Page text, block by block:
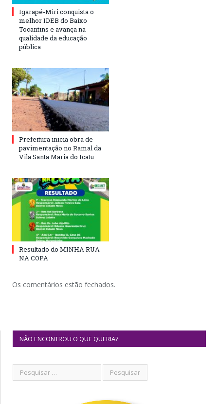
Igarapé-Miri conquista o
melhor IDEB do Baixo
Tocantins e avança na
qualidade da educação
pública
Prefeitura inicia obra de
pavimentação no Ramal da
Vila Santa Maria do Icatu
Resultado do MINHA RUA
NA COPA
Os comentários estão fechados.
NÃO ENCONTROU O QUE QUERIA?